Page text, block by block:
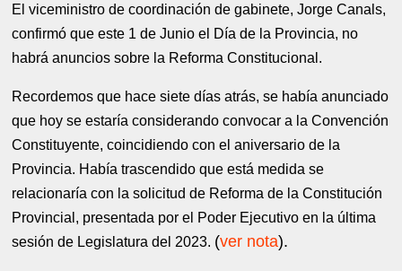
El viceministro de coordinación de gabinete, Jorge Canals,
confirmó que este 1 de Junio el Día de la Provincia, no
habrá anuncios sobre la Reforma Constitucional.
Recordemos que hace siete días atrás, se había anunciado
que hoyse estaría considerando convocar a la Convención
Constituyente, coincidiendo con el aniversario de la
Provincia. Había trascendido que está medida se
relacionaría con la solicitud de Reforma de la Constitución
Provincial, presentada por el Poder Ejecutivo en la última
sesión de Legislatura del 2023. (ver nota).